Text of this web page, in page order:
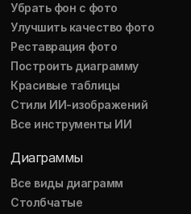
Убрать фон с фото
Улучшить качество фото
Реставрация фото
Построить диаграмму
Красивые таблицы
Стили ИИ-изображений
Все инструменты ИИ
Диаграммы
Все виды диаграмм
Столбчатые